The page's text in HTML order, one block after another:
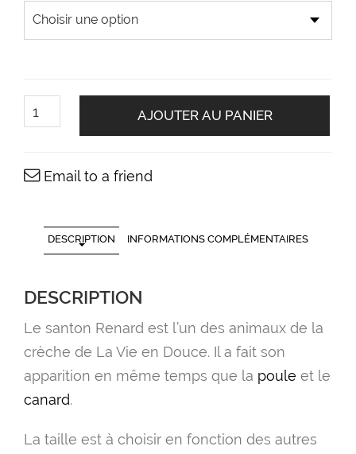
quantité
de
Santon
AJOUTER AU PANIER
Email to a friend
DESCRIPTION INFORMATIONS COMPLÉMENTAIRES
DESCRIPTION
Le santon Renard est l’un des animaux de la
crèche de La Vie en Douce. Il a fait son
apparition en même temps que la poule et le
canard.
La taille est à choisir en fonction des autres